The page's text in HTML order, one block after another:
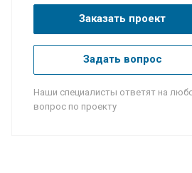
Заказать проект
Задать вопрос
Наши специалисты ответят на
вопрос по проекту